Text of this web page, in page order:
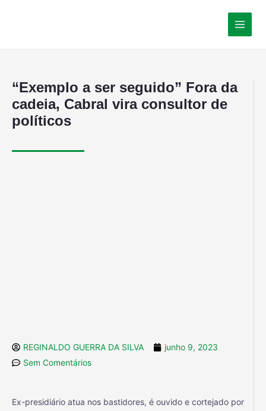
“Exemplo a ser seguido” Fora da
cadeia, Cabral vira consultor de
políticos
REGINALDO GUERRA DA SILVA
junho 9, 2023
Sem Comentários
Ex-presidiário atua nos bastidores, é ouvido e cortejado por